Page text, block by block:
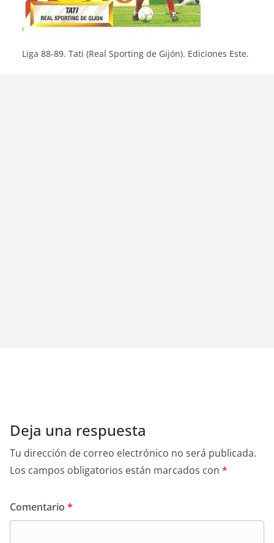
Liga 88-89. Tati (Real Sporting de Gijón). Ediciones Este.
Deja una respuesta
Tu dirección de correo electrónico no será publicada.
Los campos obligatorios están marcados con *
Comentario *